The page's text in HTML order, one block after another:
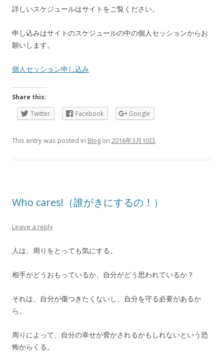
詳しいスケジュールはサイトをご覧ください。
申し込みはサイトのスケジュールの中の個人セッションからお
願いします。
個人セッション申し込み
Share this:
Twitter
Facebook Google
This entry was posted in Blog on 2016年3月10日.
Who cares!（誰がきにするの！）
Leave a reply
人は、周りをとっても気にする。
相手がどうおもっているか、自分がどう思われているか？
それは、自分が傷つきたくないし、自分を守る必要があるか
ら。
周りによって、自分の幸せが脅かされるかもしれないという恐
怖からくる。